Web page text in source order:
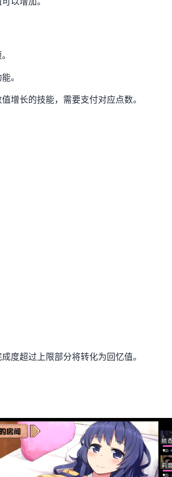
。
增长的技能，需要支付对应点数。
度超过上限部分将转化为回忆值。